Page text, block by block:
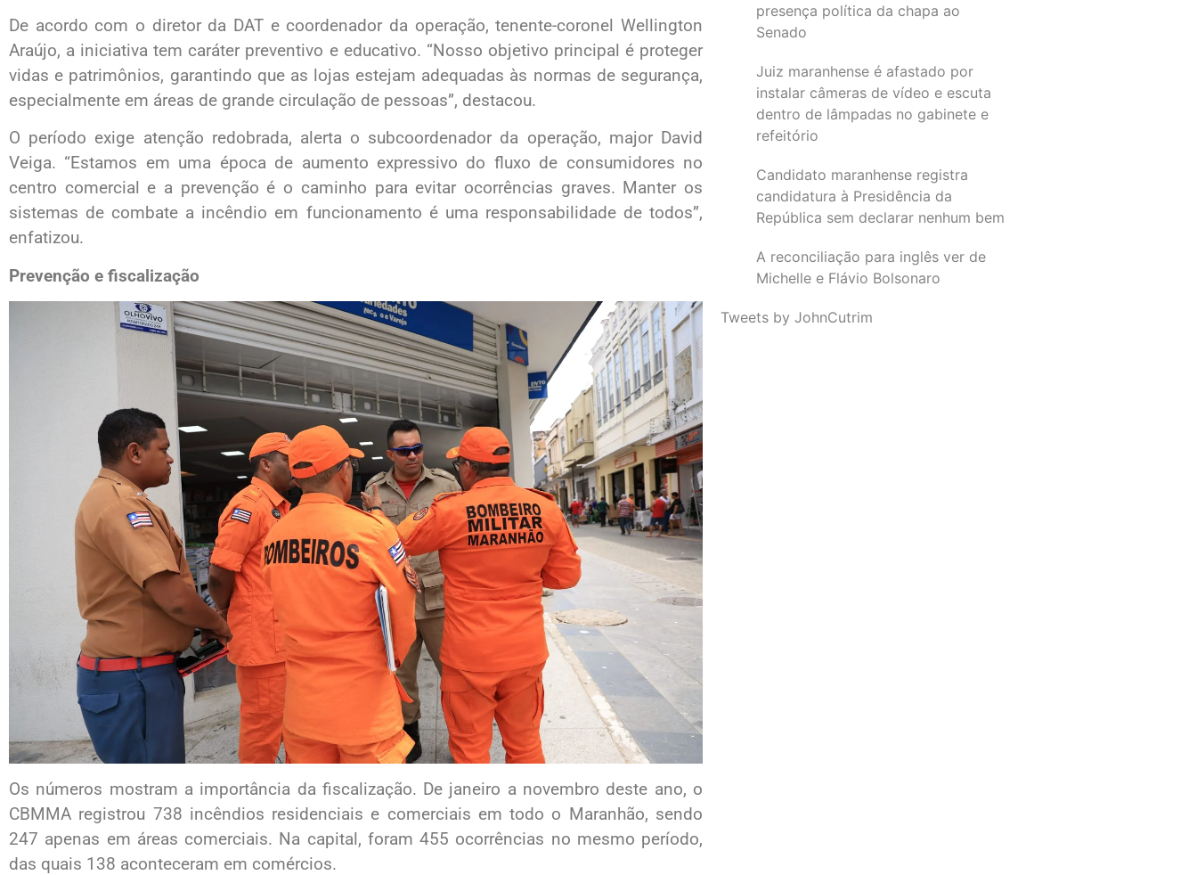
De acordo com o diretor da DAT e coordenador da operação, tenente-coronel Wellington
Araújo, a iniciativa tem caráter preventivo e educativo. “Nosso objetivo principal é proteger
vidas e patrimônios, garantindo que as lojas estejam adequadas às normas de segurança,
especialmente em áreas de grande circulação de pessoas”, destacou.
O período exige atenção redobrada, alerta o subcoordenador da operação, major David
Veiga. “Estamos em uma época de aumento expressivo do fluxo de consumidores no
centro comercial e a prevenção é o caminho para evitar ocorrências graves. Manter os
sistemas de combate a incêndio em funcionamento é uma responsabilidade de todos”,
enfatizou.
Prevenção e fiscalização
Os números mostram a importância da fiscalização. De janeiro a novembro deste ano, o
CBMMA registrou 738 incêndios residenciais e comerciais em todo o Maranhão, sendo
247 apenas em áreas comerciais. Na capital, foram 455 ocorrências no mesmo período,
das quais 138 aconteceram em comércios.
presença política da chapa ao
Senado
Juiz maranhense é afastado por
instalar câmeras de vídeo e escuta
dentro de lâmpadas no gabinete e
refeitório
Candidato maranhense registra
candidatura à Presidência da
República sem declarar nenhum bem
A reconciliação para inglês ver de
Michelle e Flávio Bolsonaro
Tweets by JohnCutrim